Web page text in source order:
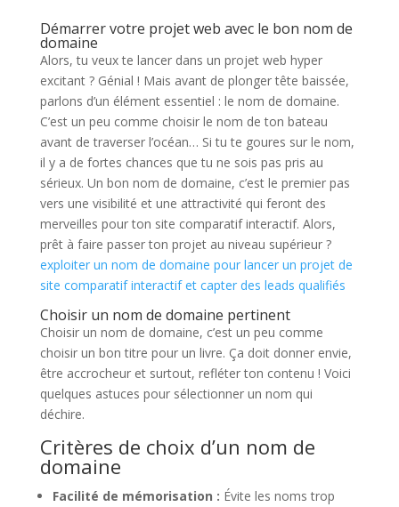
Démarrer votre projet web avec le bon nom de
domaine
Alors, tu veux te lancer dans un projet web hyper
excitant ? Génial ! Mais avant de plonger tête baissée,
parlons d’un élément essentiel : le nom de domaine.
C’est un peu comme choisir le nom de ton bateau
avant de traverser l’océan… Si tu te goures sur le nom,
il y a de fortes chances que tu ne sois pas pris au
sérieux. Un bon nom de domaine, c’est le premier pas
vers une visibilité et une attractivité qui feront des
merveilles pour ton site comparatif interactif. Alors,
prêt à faire passer ton projet au niveau supérieur ?
exploiter un nom de domaine pour lancer un projet de
site comparatif interactif et capter des leads qualifiés
Choisir un nom de domaine pertinent
Choisir un nom de domaine, c’est un peu comme
choisir un bon titre pour un livre. Ça doit donner envie,
être accrocheur et surtout, refléter ton contenu ! Voici
quelques astuces pour sélectionner un nom qui
déchire.
Critères de choix d’un nom de
domaine
Facilité de mémorisation : Évite les noms trop